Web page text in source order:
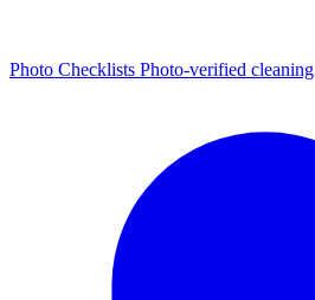
Photo Checklists Photo-verified cleaning